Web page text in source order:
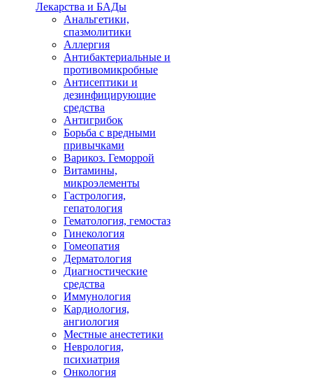
Лекарства и БАДы
Анальгетики,
спазмолитики
Аллергия
Антибактериальные и
противомикробные
Антисептики и
дезинфицирующие
средства
Антигрибок
Борьба с вредными
привычками
Варикоз. Геморрой
Витамины,
микроэлементы
Гастрология,
гепатология
Гематология, гемостаз
Гинекология
Гомеопатия
Дерматология
Диагностические
средства
Иммунология
Кардиология,
ангиология
Местные анестетики
Неврология,
психиатрия
Онкология